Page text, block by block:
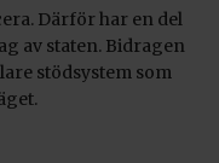
Därför har en del
av staten. Bidragen
stödsystem som